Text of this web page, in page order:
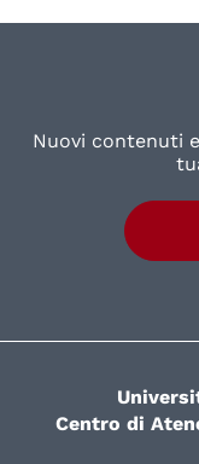
Nuovi contenuti
Centro di